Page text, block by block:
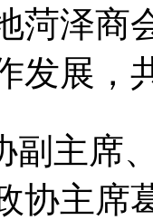
菏泽商
发展，
副主席
协主席